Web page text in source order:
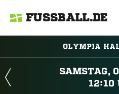
FUSSBALL.DE
OLYMPIA
